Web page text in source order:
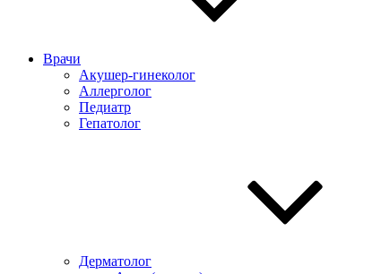
Врачи
Акушер-гинеколог
Аллерголог
Педиатр
Гепатолог
Дерматолог